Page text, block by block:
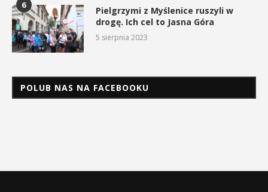
6
Pielgrzymi z Myślenice ruszyli w
drogę. Ich cel to Jasna Góra
5 sierpnia 2023
POLUB NAS NA FACEBOOKU